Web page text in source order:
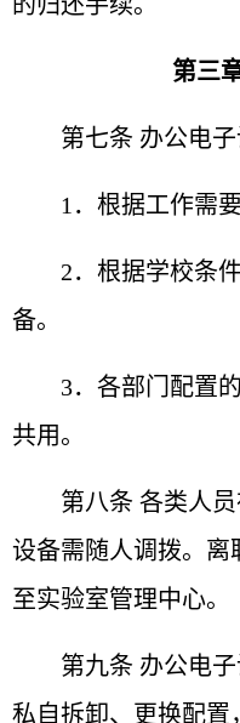
第三
第七条 办公电子
1．根据工作需
2．根据学校条
备。
3．各部门配置
共用。
第八条 各类人
设备需随人调拨。离
至实验室管理中心。
第九条 办公电
私自拆卸、
更换配置